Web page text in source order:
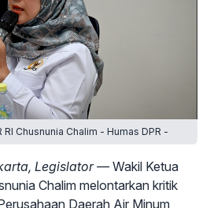
RI Chusnunia Chalim - Humas DPR -
Legislator —Wakil Ketua
Chalim melontarkan kritik
Daerah Air Minum